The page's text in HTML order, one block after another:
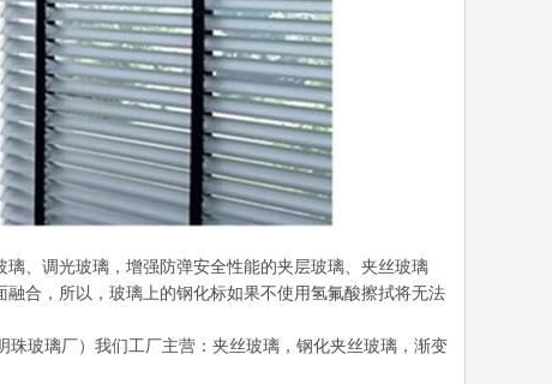
、调光玻璃，增强防弹安全性能的夹层玻璃、夹丝玻璃
合，所以，玻璃上的钢化标如果不使用氢氟酸擦拭将无法
玻璃厂）我们工厂主营：夹丝玻璃，钢化夹丝玻璃，渐变